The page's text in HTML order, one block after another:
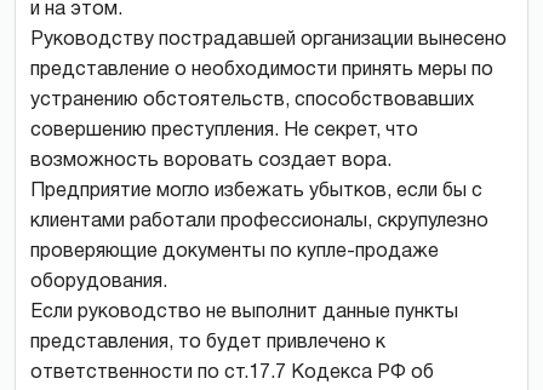
и на этом.
Руководству пострадавшей организации вынесено
представление о необходимости принять меры по
устранению обстоятельств, способствовавших
совершению преступления. Не секрет, что
возможность воровать создает вора.
Предприятие могло избежать убытков, если бы с
клиентами работали профессионалы, скрупулезно
проверяющие документы по купле-продаже
оборудования.
Если руководство не выполнит данные пункты
представления, то будет привлечено к
ответственности по ст.17.7 Кодекса РФ об